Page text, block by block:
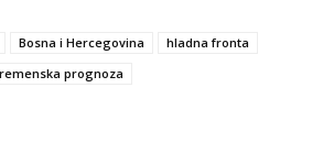
Bosna i Hercegovina
hladna fronta
prognoza